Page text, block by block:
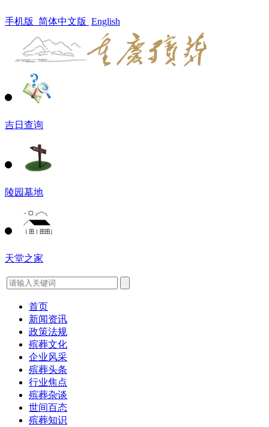
手机版 简体中文版 English
吉日查询
陵园墓地
天堂之家
首页
新闻资讯
政策法规
殡葬文化
企业风采
殡葬头条
行业焦点
殡葬杂谈
世间百态
殡葬知识